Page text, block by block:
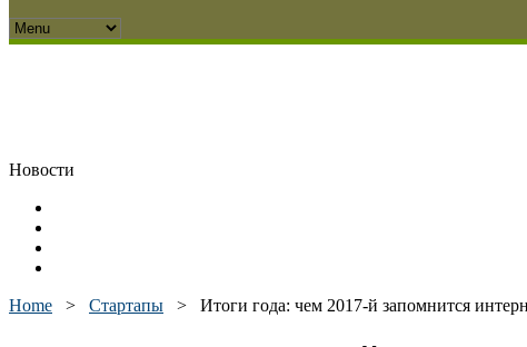
Новости
Home > Стартапы > Итоги года: чем 2017-й запомнится